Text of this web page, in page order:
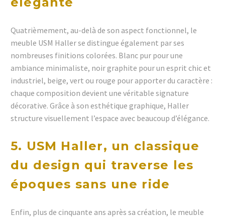
Quatrièmement, au-delà de son aspect fonctionnel, le
meuble USM Haller se distingue également par ses
nombreuses finitions colorées. Blanc pur pour une
ambiance minimaliste, noir graphite pour un esprit chic et
industriel, beige, vert ou rouge pour apporter du caractère :
chaque composition devient une véritable signature
décorative. Grâce à son esthétique graphique, Haller
structure visuellement l’espace avec beaucoup d’élégance.
5. USM Haller, un classique
du design qui traverse les
époques sans une ride
Enfin, plus de cinquante ans après sa création, le meuble